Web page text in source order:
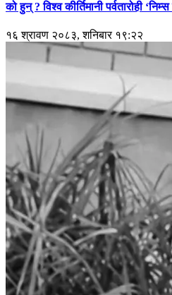
को हुन् ? विश्व कीर्तिमानी पर्वतारोही ‘निम्स
१६ श्रावण २०८३, शनिबार १९:२२